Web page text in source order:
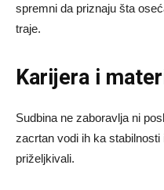
spremni da priznaju šta
traje.
Karijera i
Sudbina ne zaboravlja ni
zacrtan vodi ih ka
priželjkivali.